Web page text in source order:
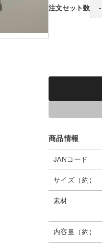
注文セット数
商品情報
JANコード
サイズ（約）
素材
内容量（約）